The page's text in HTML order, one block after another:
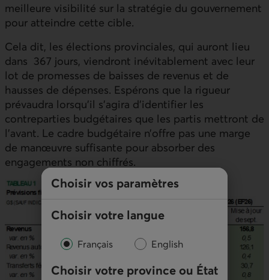
Choisir vos paramètres
Choisir votre langue
Français English
Choisir votre province ou État
meilleure visibilité sur la stratégie du gouvernement
pour atteindre cette cible.
Cela dit, les élections provinciales, qui auront lieu
dans 367 jours, viendront inévitablement avec leur
lot de promesses de baisses de revenus et de
hausses de dépenses. Espérons que la rigueur
prévaudra lorsqu’il s’agira d’identifier les
contreparties budgétaires que les partis mettront de
l’avant. Le cadre budgétaire n’offre pas une marge
de manœuvre suffisante pour absorber des
engagements non chiffrés.